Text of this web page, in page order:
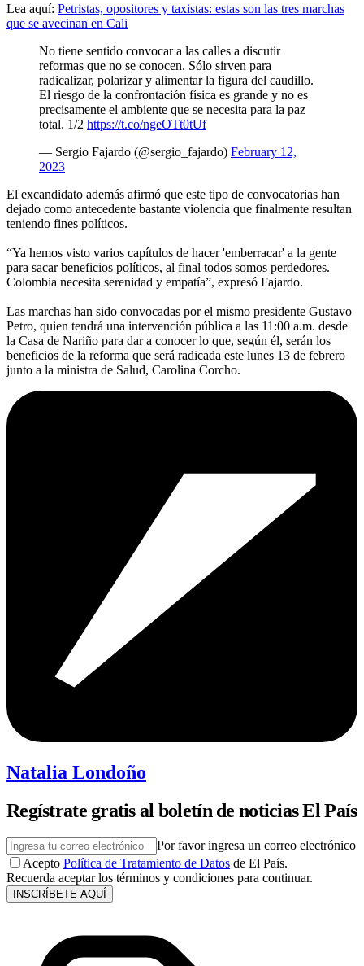
Lea aquí: Petristas, opositores y taxistas: estas son las tres marchas
que se avecinan en Cali
No tiene sentido convocar a las calles a discutir
reformas que no se conocen. Sólo sirven para
radicalizar, polarizar y alimentar la figura del caudillo.
El riesgo de la confrontación física es grande y no es
precisamente el ambiente que se necesita para la paz
total. 1/2 https://t.co/ngeOTt0tUf
— Sergio Fajardo (@sergio_fajardo) February 12,
2023
El excandidato además afirmó que este tipo de convocatorias han
dejado como antecedente bastante violencia que finalmente resultan
teniendo fines políticos.
“Ya hemos visto varios capítulos de hacer 'emberracar' a la gente
para sacar beneficios políticos, al final todos somos perdedores.
Colombia necesita serenidad y empatía”, expresó Fajardo.
Las marchas han sido convocadas por el mismo presidente Gustavo
Petro, quien tendrá una intervención pública a las 11:00 a.m. desde
la Casa de Nariño para dar a conocer lo que, según él, serán los
beneficios de la reforma que será radicada este lunes 13 de febrero
junto a la ministra de Salud, Carolina Corcho.
Natalia Londoño
Regístrate gratis al boletín de noticias El País
Por favor ingresa un correo electrónico
Acepto Política de Tratamiento de Datos de El País.
Recuerda aceptar los términos y condiciones para continuar.
INSCRÍBETE AQUÍ